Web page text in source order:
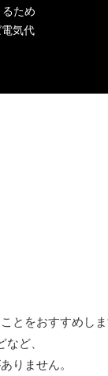
ため
気代
とをおすすめしま
ど、
りません。